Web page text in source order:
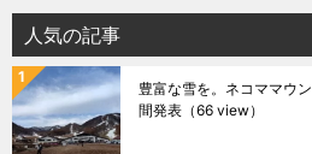
人気の記事
豊富な雪を。ネコママウ
間発表 （66 view）